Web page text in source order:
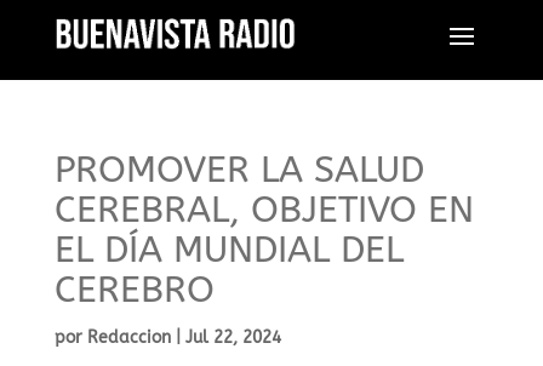
PROMOVER LA SALUD
CEREBRAL, OBJETIVO EN
EL DÍA MUNDIAL DEL
CEREBRO
por Redaccion| Jul 22, 2024